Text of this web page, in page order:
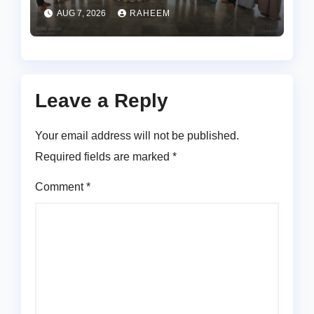
నూతన కమిటీల ఏర్పాటు
AUG 7, 2026 RAHEEM
Leave a Reply
Your email address will not be published.
Required fields are marked *
Comment*